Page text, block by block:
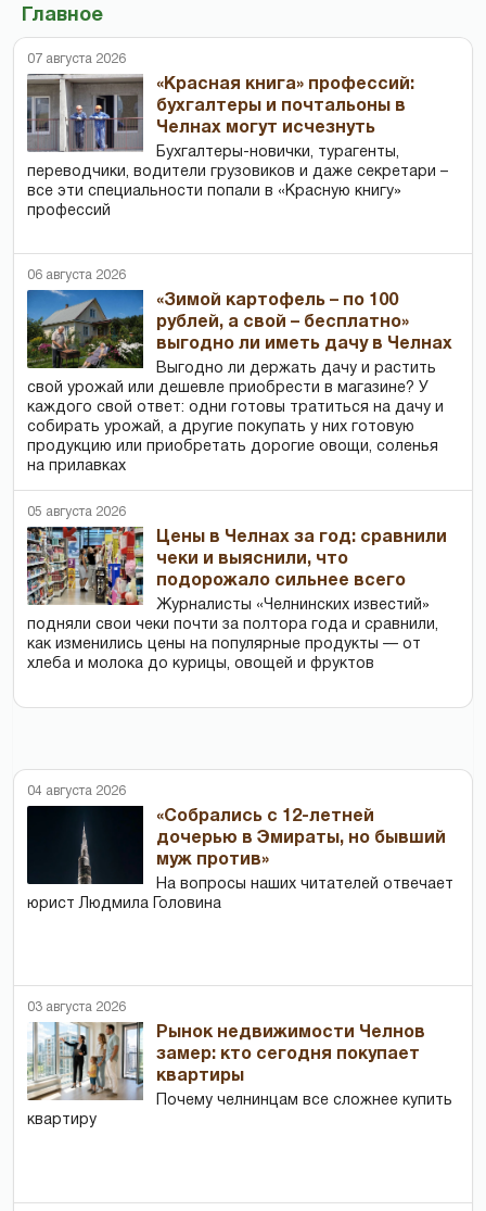
Главное
07 августа 2026
«Красная книга» профессий:
бухгалтеры и почтальоны в
Челнах могут исчезнуть
Бухгалтеры-новички, тур­агенты,
переводчики, водители грузовиков и даже секретари –
все эти специальности попали в «Красную книгу»
профессий
06 августа 2026
«Зимой картофель – по 100
рублей, а свой – бесплатно»
выгодно ли иметь дачу в Челнах
Выгодно ли держать дачу и растить
свой урожай или дешевле приобрести в магазине? У
каждого свой ответ: одни готовы тратиться на дачу и
собирать урожай, а другие покупать у них готовую
продукцию или приобретать дорогие овощи, соленья
на прилавках
05 августа 2026
Цены в Челнах за год: сравнили
чеки и выяснили, что
подорожало сильнее всего
Журналисты «Челнинских известий»
подняли свои чеки почти за полтора года и сравнили,
как изменились цены на популярные продукты — от
хлеба и молока до курицы, овощей и фруктов
04 августа 2026
«Собрались с 12-летней
дочерью в Эмираты, но бывший
муж против»
На вопросы наших читателей отвечает
юрист Людмила Головина
03 августа 2026
Рынок недвижимости Челнов
замер: кто сегодня покупает
квартиры
Почему челнинцам все сложнее купить
квартиру